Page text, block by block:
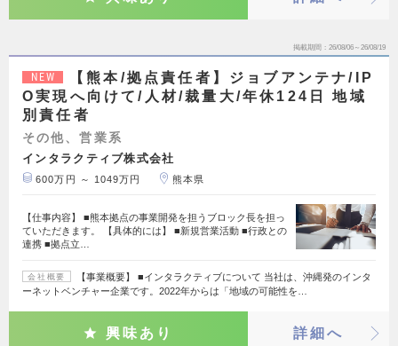
掲載期間 26/08/06～26/08/19
NEW
【熊本/拠点責任者】ジョブアンテナ/IP
O実現へ向けて/人材/裁量大/年休124日 地域
別責任者
その他、営業系
インタラクティブ株式会社
600万円 ～ 1049万円 熊本県
【仕事内容】 ■熊本拠点の事業開発を担うブロック長を担っ
ていただきます。 【具体的には】 ■新規営業活動 ■行政との
連携 ■拠点立…
会社概要
【事業概要】 ■インタラクティブについて 当社は、沖縄発のインタ
ーネットベンチャー企業です。2022年からは「地域の可能性を…
興味あり 詳細へ